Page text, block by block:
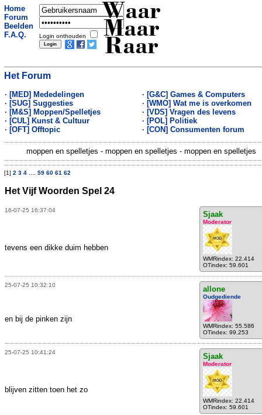
Home
Forum
Beelden
F.A.Q.
Login onthouden
Waar
Maar
Raar
Het Forum
· [MED] Mededelingen
· [SUG] Suggesties
· [M&S] Moppen/Spelletjes
· [CUL] Kunst & Cultuur
· [OFT] Offtopic
· [G&C] Games & Computers
· [WMO] Wat me is overkomen
· [VDS] Vragen des levens
· [POL] Politiek
· [CON] Consumenten forum
moppen en spelletjes - moppen en spelletjes - moppen en spelletjes
[1] 2 3 4 59 60 61 62
Het Vijf Woorden Spel 24
16-07-25 16:37:04 Sjaak
Moderator
WMRindex: 22.414
OTindex: 59.601
tevens een dikke duim hebben
25-07-25 10:32:10 allone
Oudgediende
WMRindex: 55.586
OTindex: 99.253
en bij de pinken zijn
25-07-25 10:41:24 Sjaak
Moderator
WMRindex: 22.414
OTindex: 59.601
blijven zitten toen het zo